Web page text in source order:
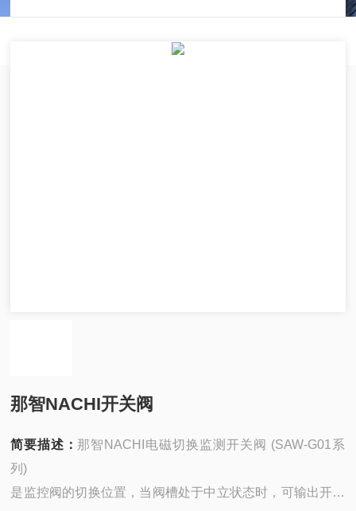
那智NACHI开关阀
简要描述： 那智NACHI电磁切换监测开关阀 (SAW-G01系
列)
是监控阀的切换位置，当阀槽处于中立状态时，可输出开关